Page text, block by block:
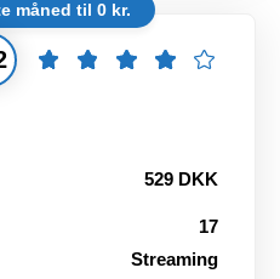
måned til 0 kr.
529 DKK
17
Streaming